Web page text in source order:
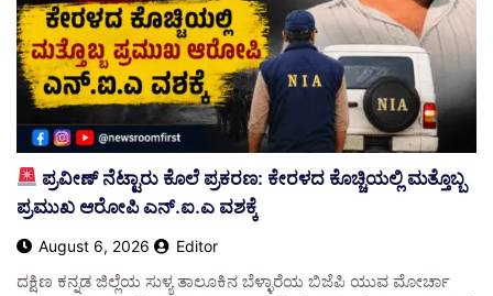
ಆಧ್ಯಾತ್ಮ ಆರೋಗ್ಯ ಮತ್ತು ಸೌಂದರ್ಯ ಧಾರ್ಮಿಕ ಪ್ರಾದೇಶಿಕ ರಾಜ್ಯ
ಸರಿಯಾದ ನಿದ್ದೆ ಯೋಗ ಸಮಾಧಿ – ರಾಮಚಂದ್ರಾಪುರ ಶ್ರೀ
August 2, 2026 Editor
ಪ್ರವೀಣ್ ನೆಟ್ಟಾರು ಕೊಲೆ ಪ್ರಕರಣ: ಕೇರಳದ ಕೊಚ್ಚಿಯಲ್ಲಿ ಮತ್ತೊಬ್ಬ
ಪ್ರಮುಖ ಆರೋಪಿ ಎನ್.ಐ.ಎ ವಶಕ್ಕೆ
August 6, 2026 Editor
ದಕ್ಷಿಣ ಕನ್ನಡ ಜಿಲ್ಲೆಯ ಸುಳ್ಯ ತಾಲೂಕಿನ ಬೆಳ್ಳಾರೆಯ ಬಿಜೆಪಿ ಯುವ ಮೋರ್ಚಾ